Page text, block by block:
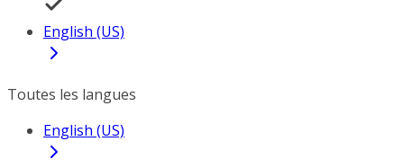
English (US)
Toutes les langues
English (US)